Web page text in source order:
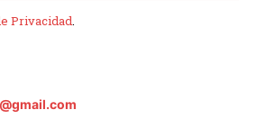
Privacidad.